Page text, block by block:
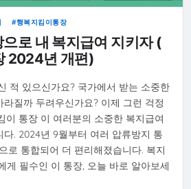
행복지킴이통장
로 내 복지급여 지키자 (
2024년 개편)
적 있으신가요? 국가에서 받는 소중한
질까 두려우신가요? 이제 그런 걱정
이 통장 이 여러분의 소중한 복지급여
다. 2024년 9월부터 여러 압류방지 통
로 통합되어 더 편리해졌습니다. 복지
게 필수인 이 통장, 오늘 바로 알아보세